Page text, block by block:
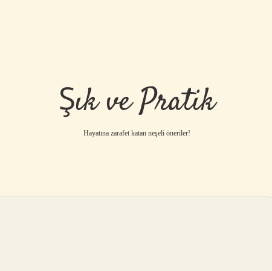
Şık ve Pratik
Hayatına zarafet katan neşeli öneriler!